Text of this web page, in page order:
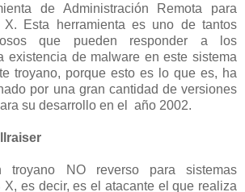
de Administración Remota para
X. Esta herramienta es uno de tantos
que pueden responder a los
existencia de malware en este sistema
troyano, porque esto es lo que es, ha
por una gran cantidad de versiones
su desarrollo en el año 2002.
troyano NO reverso para sistemas
X, es decir, es el atacante el que realiza